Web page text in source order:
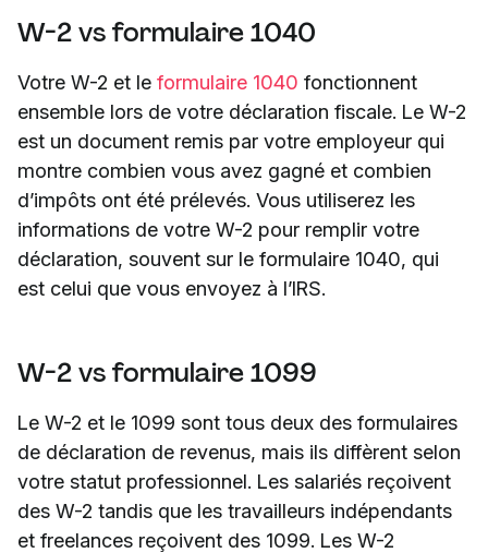
W-2 vs formulaire 1040
Votre W-2 et le formulaire 1040 fonctionnent
ensemble lors de votre déclaration fiscale. Le W-2
est un document remis par votre employeur qui
montre combien vous avez gagné et combien
d’impôts ont été prélevés. Vous utiliserez les
informations de votre W-2 pour remplir votre
déclaration, souvent sur le formulaire 1040, qui
est celui que vous envoyez à l’IRS.
W-2 vs formulaire 1099
Le W-2 et le 1099 sont tous deux des formulaires
de déclaration de revenus, mais ils diffèrent selon
votre statut professionnel. Les salariés reçoivent
des W-2 tandis que les travailleurs indépendants
et freelances reçoivent des 1099. Les W-2